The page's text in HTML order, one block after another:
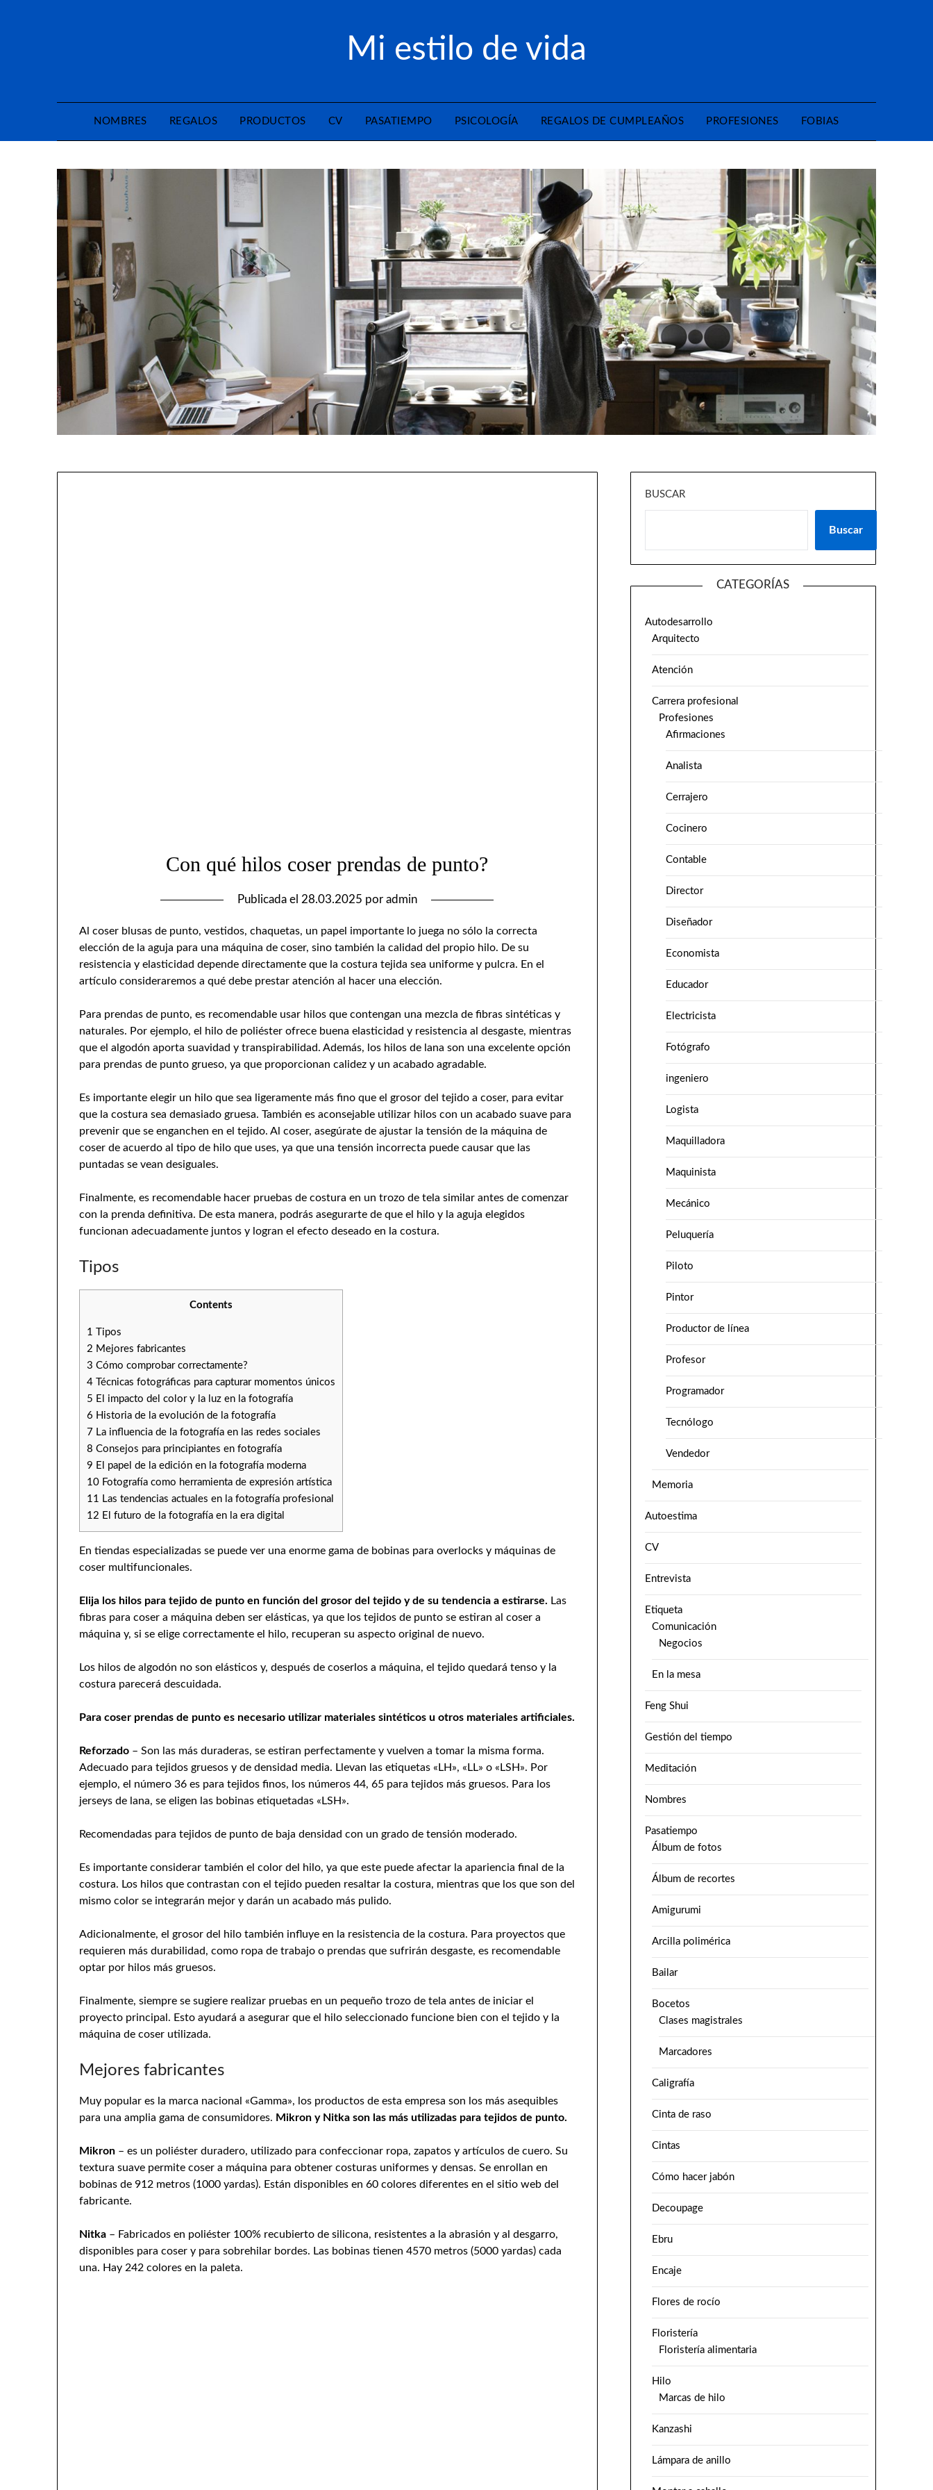
Mi estilo de vida
NOMBRES REGALOS PRODUCTOS CV PASATIEMPO PSICOLOGÍA REGALOS DE CUMPLEAÑOS PROFESIONES FOBIAS
Con qué hilos coser prendas de punto?
Publicada el 28.03.2025 por admin
Al coser blusas de punto, vestidos, chaquetas, un papel importante lo juega no sólo la correcta
elección de la aguja para una máquina de coser, sino también la calidad del propio hilo. De su
resistencia y elasticidad depende directamente que la costura tejida sea uniforme y pulcra. En el
artículo consideraremos a qué debe prestar atención al hacer una elección.
Para prendas de punto, es recomendable usar hilos que contengan una mezcla de fibras sintéticas y
naturales. Por ejemplo, el hilo de poliéster ofrece buena elasticidad y resistencia al desgaste, mientras
que el algodón aporta suavidad y transpirabilidad. Además, los hilos de lana son una excelente opción
para prendas de punto grueso, ya que proporcionan calidez y un acabado agradable.
Es importante elegir un hilo que sea ligeramente más fino que el grosor del tejido a coser, para evitar
que la costura sea demasiado gruesa. También es aconsejable utilizar hilos con un acabado suave para
prevenir que se enganchen en el tejido. Al coser, asegúrate de ajustar la tensión de la máquina de
coser de acuerdo al tipo de hilo que uses, ya que una tensión incorrecta puede causar que las
puntadas se vean desiguales.
Finalmente, es recomendable hacer pruebas de costura en un trozo de tela similar antes de comenzar
con la prenda definitiva. De esta manera, podrás asegurarte de que el hilo y la aguja elegidos
funcionan adecuadamente juntos y logran el efecto deseado en la costura.
Tipos
Contents
1 Tipos
2 Mejores fabricantes
3 Cómo comprobar correctamente?
4 Técnicas fotográficas para capturar momentos únicos
5 El impacto del color y la luz en la fotografía
6 Historia de la evolución de la fotografía
7 La influencia de la fotografía en las redes sociales
8 Consejos para principiantes en fotografía
9 El papel de la edición en la fotografía moderna
10 Fotografía como herramienta de expresión artística
11
Las tendencias actuales en la fotografía profesional
12 El futuro de la fotografía en la era digital
En tiendas especializadas se puede ver una enorme gama de bobinas para overlocks y máquinas de
coser multifuncionales.
Elija los hilos para tejido de punto en función del grosor del tejido y de su tendencia a estirarse. Las
fibras para coser a máquina deben ser elásticas, ya que los tejidos de punto se estiran al coser a
máquina y, si se elige correctamente el hilo, recuperan su aspecto original de nuevo.
Los hilos de algodón no son elásticos y, después de coserlos a máquina, el tejido quedará tenso y la
costura parecerá descuidada.
Para coser prendas de punto es necesario utilizar materiales sintéticos u otros materiales artificiales.
Reforzado – Son las más duraderas, se estiran perfectamente y vuelven a tomar la misma forma.
Adecuado para tejidos gruesos y de densidad media. Llevan las etiquetas «LH», «LL» o «LSH». Por
ejemplo, el número 36 es para tejidos finos, los números 44, 65 para tejidos más gruesos. Para los
jerseys de lana, se eligen las bobinas etiquetadas «LSH».
Recomendadas para tejidos de punto de baja densidad con un grado de tensión moderado.
Es importante considerar también el color del hilo, ya que este puede afectar la apariencia final de la
costura. Los hilos que contrastan con el tejido pueden resaltar la costura, mientras que los que son del
mismo color se integrarán mejor y darán un acabado más pulido.
Adicionalmente, el grosor del hilo también influye en la resistencia de la costura. Para proyectos que
requieren más durabilidad, como ropa de trabajo o prendas que sufrirán desgaste, es recomendable
optar por hilos más gruesos.
Finalmente, siempre se sugiere realizar pruebas en un pequeño trozo de tela antes de iniciar el
proyecto principal. Esto ayudará a asegurar que el hilo seleccionado funcione bien con el tejido y la
máquina de coser utilizada.
Mejores fabricantes
Muy popular es la marca nacional «Gamma», los productos de esta empresa son los más asequibles
para una amplia gama de consumidores. Mikron y Nitka son las más utilizadas para tejidos de punto.
Mikron – es un poliéster duradero, utilizado para confeccionar ropa, zapatos y artículos de cuero. Su
textura suave permite coser a máquina para obtener costuras uniformes y densas. Se enrollan en
bobinas de 912 metros (1000 yardas). Están disponibles en 60 colores diferentes en el sitio web del
fabricante.
Nitka – Fabricados en poliéster 100% recubierto de silicona, resistentes a la abrasión y al desgarro,
disponibles para coser y para sobrehilar bordes. Las bobinas tienen 4570 metros (5000 yardas) cada
una. Hay 242 colores en la paleta.
BUSCAR
Buscar
CATEGORÍAS
Autodesarrollo
Arquitecto
Atención
Carrera profesional
Profesiones
Afirmaciones
Analista
Cerrajero
Cocinero
Contable
Director
Diseñador
Economista
Educador
Electricista
Fotógrafo
ingeniero
Logista
Maquilladora
Maquinista
Mecánico
Peluquería
Piloto
Pintor
Productor de línea
Profesor
Programador
Tecnólogo
Vendedor
Memoria
Autoestima
CV
Entrevista
Etiqueta
Comunicación
Negocios
En la mesa
Feng Shui
Gestión del tiempo
Meditación
Nombres
Pasatiempo
Álbum de fotos
Álbum de recortes
Amigurumi
Arcilla polimérica
Bailar
Bocetos
Clases magistrales
Marcadores
Caligrafía
Cinta de raso
Cintas
Cómo hacer jabón
Decoupage
Ebru
Encaje
Flores de rocío
Floristería
Floristería alimentaria
Hilo
Marcas de hilo
Kanzashi
Lámpara de anillo